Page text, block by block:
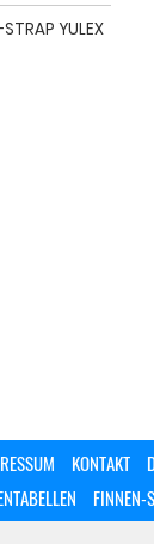
YULEX
KONTAKT
FINNEN-